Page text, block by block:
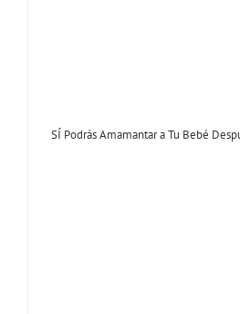
SÍ Podrás Amamantar a Tu Bebé